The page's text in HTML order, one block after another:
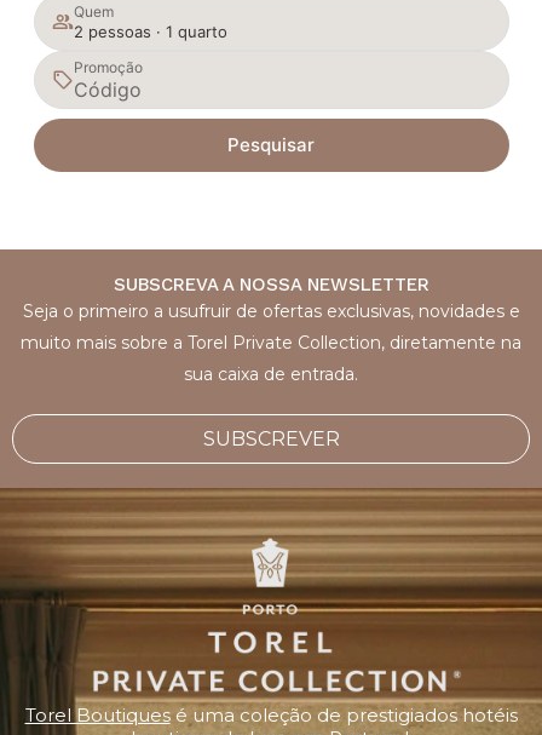
Quem
2 pessoas · 1 quarto
Promoção
Pesquisar
SUBSCREVA A NOSSA NEWSLETTER
Seja o primeiro a usufruir de ofertas exclusivas, novidades e
muito mais sobre a Torel Private Collection, diretamente na
sua caixa de entrada.
SUBSCREVER
Torel Boutiquesé uma coleção de prestigiados hotéis